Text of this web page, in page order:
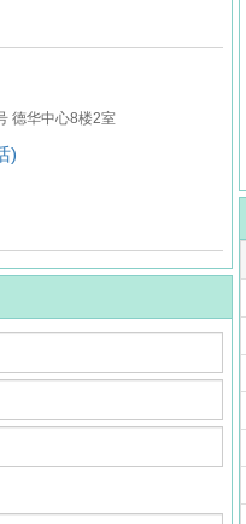
德华中心8楼2室
)